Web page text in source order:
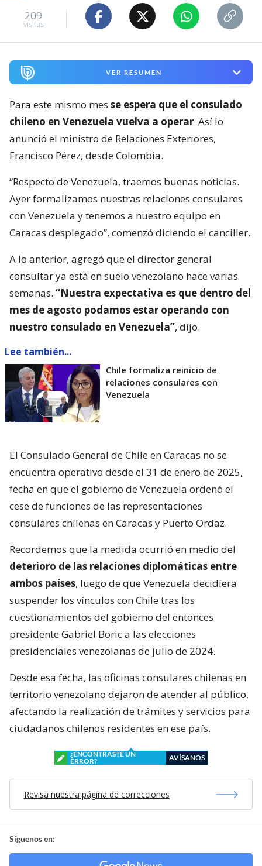
209
visitas
VER RESUMEN
Para este mismo mes se espera que el consulado
chileno en Venezuela vuelva a operar. Así lo
anunció el ministro de Relaciones Exteriores,
Francisco Pérez, desde Colombia.
“Respecto de Venezuela, traemos buenas noticias.
Ayer formalizamos nuestras relaciones consulares
con Venezuela y tenemos a nuestro equipo en
Caracas desplegado”, comenzó diciendo el canciller.
A lo anterior, agregó que el director general
consultar ya está en suelo venezolano hace varias
semanas. “Nuestra expectativa es que dentro del
mes de agosto podamos estar operando con
nuestro consulado en Venezuela”, dijo.
Lee también...
Chile formaliza reinicio de
relaciones consulares con
Venezuela
El Consulado General de Chile en Caracas no se
encuentra operativo desde el 31 de enero de 2025,
fecha en que el gobierno de Venezuela ordenó el
cese de funciones de las representaciones
consulares chilenas en Caracas y Puerto Ordaz.
Recordemos que la medida ocurrió en medio del
deterioro de las relaciones diplomáticas entre
ambos países, luego de que Venezuela decidiera
suspender los vínculos con Chile tras los
cuestionamientos del gobierno del entonces
presidente Gabriel Boric a las elecciones
presidenciales venezolanas de julio de 2024.
Desde esa fecha, las oficinas consulares chilenas en
territorio venezolano dejaron de atender al público,
afectando la realización de trámites y servicios para
ciudadanos chilenos residentes en ese país.
¿ENCONTRASTE UN
ERROR?
AVÍSANOS
Revisa nuestra página de correcciones
Síguenos en: